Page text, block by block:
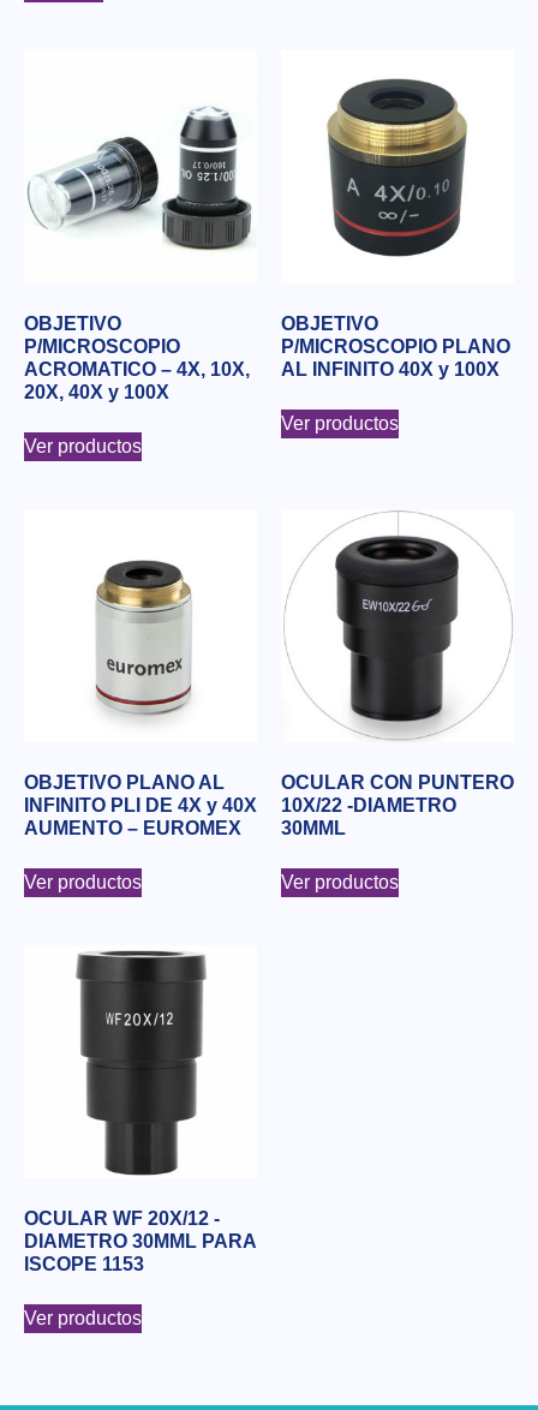
OBJETIVO
P/MICROSCOPIO
ACROMATICO – 4X, 10X,
20X, 40X y 100X
Ver productos
OBJETIVO
P/MICROSCOPIO PLANO
AL INFINITO 40X y 100X
Ver productos
OBJETIVO PLANO AL
INFINITO PLI DE 4X y 40X
AUMENTO – EUROMEX
Ver productos
OCULAR CON PUNTERO
10X/22 -DIAMETRO
30MML
Ver productos
OCULAR WF 20X/12 -
DIAMETRO 30MML PARA
ISCOPE 1153
Ver productos